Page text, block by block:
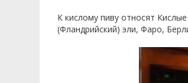
К кислому пиву относят
(Фландрийский) эли, Фаро,